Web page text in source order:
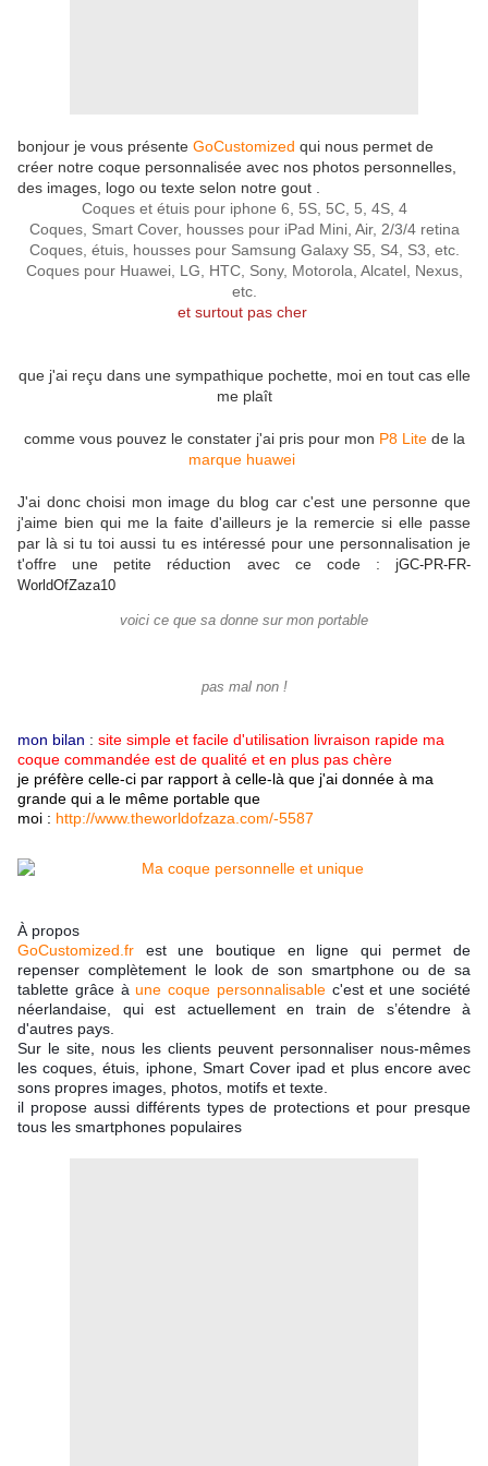
bonjour je vous présente GoCustomized qui nous permet de
créer notre coque personnalisée avec nos photos personnelles,
des images, logo ou texte selon notre gout .
Coques et étuis pour iphone 6, 5S, 5C, 5, 4S, 4
Coques, Smart Cover, housses pour iPad Mini, Air, 2/3/4 retina
Coques, étuis, housses pour Samsung Galaxy S5, S4, S3, etc.
Coques pour Huawei, LG, HTC, Sony, Motorola, Alcatel, Nexus,
etc.
et surtout pas cher
que j'ai reçu dans une sympathique pochette, moi en tout cas elle
me plaît
comme vous pouvez le constater j'ai pris pour mon P8 Litede la
marque huawei
J'ai donc choisi mon image du blog car c'est une personne que
j'aime bien qui me la faite d'ailleurs je la remercie si elle passe
par là si tu toi aussi tu es intéressé pour une personnalisation je
t'offre une petite réduction avec ce code : jGC-PR-FR-
WorldOfZaza10
voici ce que sa donne sur mon portable
pas mal non !
mon bilan : site simple et facile d'utilisation livraison rapide ma
coque commandée est de qualité et en plus pas chère
je préfère celle-ci par rapport à celle-là que j'ai donnée à ma
grande qui a le même portable que
moi : http://www.theworldofzaza.com/-5587
À propos
GoCustomized.fr est une boutique en ligne qui permet de
repenser complètement le look de son smartphone ou de sa
tablette grâce àune coque personnalisable c'est et une société
néerlandaise, qui est actuellement en train de s’étendre à
d'autres pays.
Sur le site, nous les clients peuvent personnaliser nous-mêmes
les coques, étuis, iphone, Smart Cover ipad et plus encore avec
sons propres images, photos, motifs et texte.
il propose aussi différents types de protections et pour presque
tous les smartphones populaires